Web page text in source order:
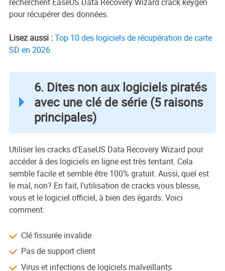
pour récupérer des données.
Lisez aussi :Top 10 des logiciels de récupération de carte
SD en 2026
6. Dites non aux logiciels piratés
avec une clé de série (5 raisons
principales)
Utiliser les cracks d'EaseUS Data Recovery Wizard pour
accéder à des logiciels en ligne est très tentant. Cela
semble facile et semble être 100% gratuit. Aussi, quel est
le mal, non? En fait, l'utilisation de cracks vous blesse,
vous et le logiciel officiel, à bien des égards. Voici
comment:
Clé fissurée invalide
Pas de support client
Virus et infections de logiciels malveillants